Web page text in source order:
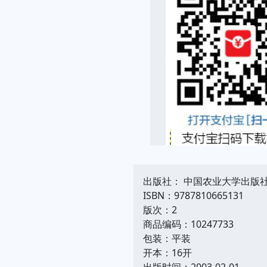
出版社： 中国农业大学出版
ISBN：9787810665131
版次：2
商品编码：10247733
包装：平装
开本：16开